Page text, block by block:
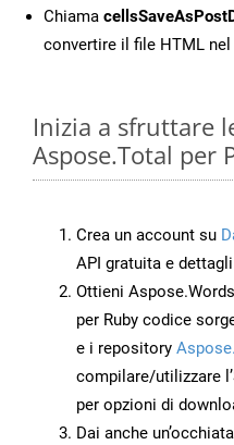
Chiama
convertire il file HTML
Inizia a sfruttare
Aspose.Total per
Crea un account su
API gratuita e
Ottieni
per Ruby codice
e i repository
compilare/utilizzare
per opzioni di
Dai anche